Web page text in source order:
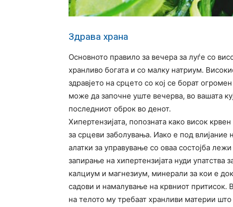
Здрава храна
Основното правило за вечера за луѓе со
хранливо богата и со малку натриум.
здравјето на срцето со кој се борат
може да започне уште вечерва, во вашата
последниот оброк во денот.
Хипертензијата, попозната како висок
за срцеви заболувања. Иако е под влијание
алатки за управување со оваа состојба
запирање на хипертензијата нуди упатства
калциум и магнезиум, минерали за кои е
садови и намалување на крвниот
на телото му требаат хранливи материи